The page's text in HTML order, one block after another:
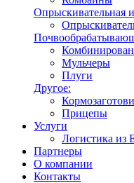
Опрыскивательная
Мульчеры
Плуги
Другое:
Прицепы
Услуги
Логистика из
Партнеры
О компании
Контакты